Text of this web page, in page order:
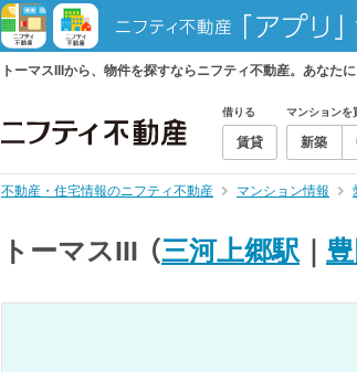
トーマスIIIから、物件を探すならニフティ不動産。あなた
借りる
賃貸
マンションを
新築
不動産・住宅情報のニフティ不動産 マンション情報
トーマスIII （三河上郷駅